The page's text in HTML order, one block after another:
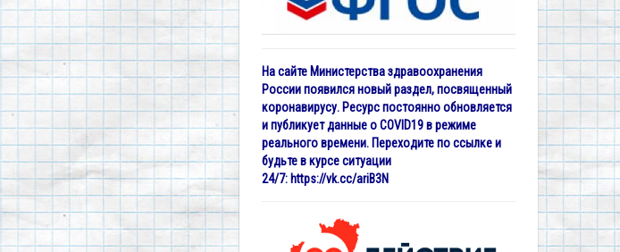
На сайте Министерства здравоохранения
России появился новый раздел, посвященный
коронавирусу. Ресурс постоянно обновляется
и публикует данные о COVID19 в режиме
реального времени. Переходите по ссылке и
будьте в курсе ситуации
24/7: https://vk.cc/ariB3N